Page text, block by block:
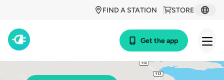
STORE
FIND A STATION
Get the app